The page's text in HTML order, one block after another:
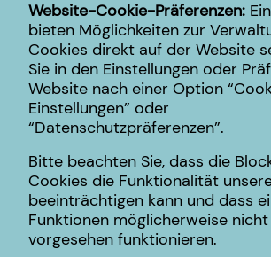
Website-Cookie-Präferenzen:
bieten Möglichkeiten zur
Cookies direkt auf der Website
Sie in den Einstellungen oder
Website nach einer Option
Einstellungen” oder
“Datenschutzpräferenzen”.
Bitte beachten Sie, dass die
Cookies die Funktionalität
beeinträchtigen kann und dass
Funktionen möglicherweise
vorgesehen funktionieren.